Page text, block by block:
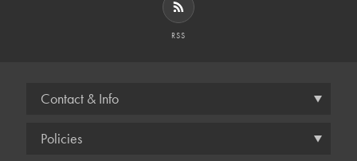
RSS
Contact & Info
Policies